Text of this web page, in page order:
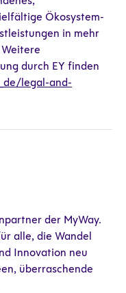
Ökosystem-
in mehr
durch EY finden
legal-and-
der MyWay.
alle, die Wandel
Innovation neu
überraschende